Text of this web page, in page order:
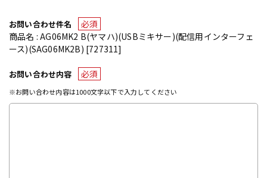
お問い合わせ件名
必須
商品名 : AG06MK2 B(ヤマハ)(USBミキサー)(配信用インターフェ
ース)(SAG06MK2B) [727311]
お問い合わせ内容 必須
※お問い合わせ内容は1000文字以下で入力してください